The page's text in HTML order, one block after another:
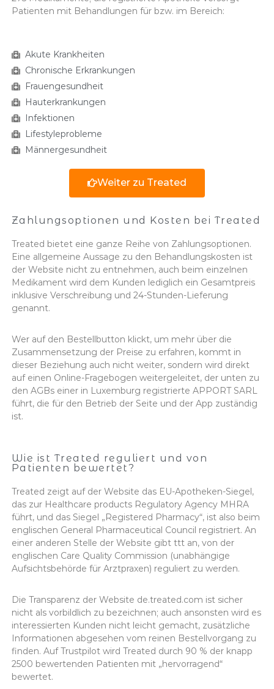
Patienten mit Behandlungen für bzw. im Bereich:
Akute Krankheiten
Chronische Erkrankungen
Frauengesundheit
Hauterkrankungen
Infektionen
Lifestyleprobleme
Männergesundheit
Weiter zu Treated
Zahlungsoptionen und Kosten bei Treated
Treated bietet eine ganze Reihe von Zahlungsoptionen.
Eine allgemeine Aussage zu den Behandlungskosten ist
der Website nicht zu entnehmen, auch beim einzelnen
Medikament wird dem Kunden lediglich ein Gesamtpreis
inklusive Verschreibung und 24-Stunden-Lieferung
genannt.
Wer auf den Bestellbutton klickt, um mehr über die
Zusammensetzung der Preise zu erfahren, kommt in
dieser Beziehung auch nicht weiter, sondern wird direkt
auf einen Online-Fragebogen weitergeleitet, der unten zu
den AGBs einer in Luxemburg registrierte APPORT SARL
führt, die für den Betrieb der Seite und der App zuständig
ist.
Wie ist Treated reguliert und von
Patienten bewertet?
Treated zeigt auf der Website das EU-Apotheken-Siegel,
das zur Healthcare products Regulatory Agency MHRA
führt, und das Siegel „Registered Pharmacy“, ist also beim
englischen General Pharmaceutical Council registriert. An
einer anderen Stelle der Website gibt ttt an, von der
englischen Care Quality Commission (unabhängige
Aufsichtsbehörde für Arztpraxen) reguliert zu werden.
Die Transparenz der Website de.treated.com ist sicher
nicht als vorbildlich zu bezeichnen; auch ansonsten wird es
interessierten Kunden nicht leicht gemacht, zusätzliche
Informationen abgesehen vom reinen Bestellvorgang zu
finden. Auf Trustpilot wird Treated durch 90 % der knapp
2500 bewertenden Patienten mit „hervorragend“
bewertet.